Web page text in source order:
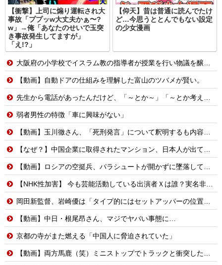
【衝撃】上司に煽り運転され大
事故「ププッw大丈夫かぁ〜?
w」→俺「あなたのせいで玉突
き事故発生してますが」
「え!?」
【仰天】昔は普通に読んでたけ
ど…今思うととんでもない設定
の少女漫画
大阪府の小学校でイスラム教の指導者が授業を行い物議を醸す！ #大阪 #イスラム教 #モスク
【動画】自動ドアの仕組みを理解した富山のツバメが賢い。
先生から電話があったんだけど、「～とか～」「～とか考えて～」と何度も言ってたのが耳に残ってしまった
弱者男性の特徴「車に興味がない」
【動画】玉川徹さん、「死刑発言」について釈明するも内容がクソすぎて更に大炎上……
【なぜ？】中国企業に取得されたマンション、日本人が出ていきネパール人で埋まる
【動画】ロシアの空挺兵、パラシュートが開かずに墜落してしまう。
【NHK性加害】 今も芸能活動している出演者Ｘは誰？実名非公表は隠蔽？ネットで逃げ得への怒り＆特定に過熱
岡田新監督、岩崎優は「タイプ的にはセットアッパーの位置が一番合うてる」←おーん
【動画】中日・根尾昂さん、マジでヤバい事態に…
京都の寺がまた燃える「中国人に脅迫されていた」
【動画】両方馬鹿（笑）ミニストップでトラックと衝突したドラレコが（ノ∇`）